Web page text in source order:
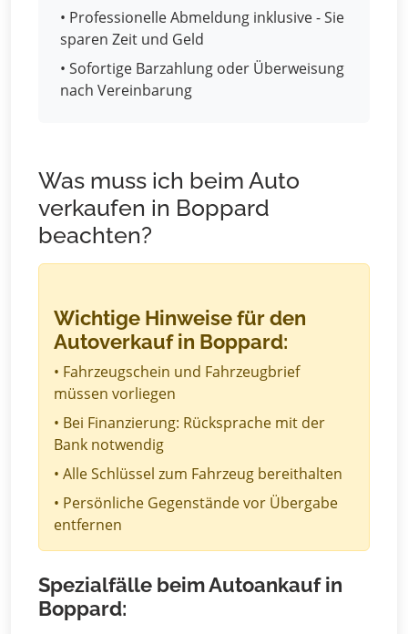
• Professionelle Abmeldung inklusive - Sie
sparen Zeit und Geld
• Sofortige Barzahlung oder Überweisung
nach Vereinbarung
Was muss ich beim Auto
verkaufen in Boppard
beachten?
Wichtige Hinweise für den
Autoverkauf in Boppard:
• Fahrzeugschein und Fahrzeugbrief
müssen vorliegen
• Bei Finanzierung: Rücksprache mit der
Bank notwendig
• Alle Schlüssel zum Fahrzeug bereithalten
• Persönliche Gegenstände vor Übergabe
entfernen
Spezialfälle beim Autoankauf in
Boppard: